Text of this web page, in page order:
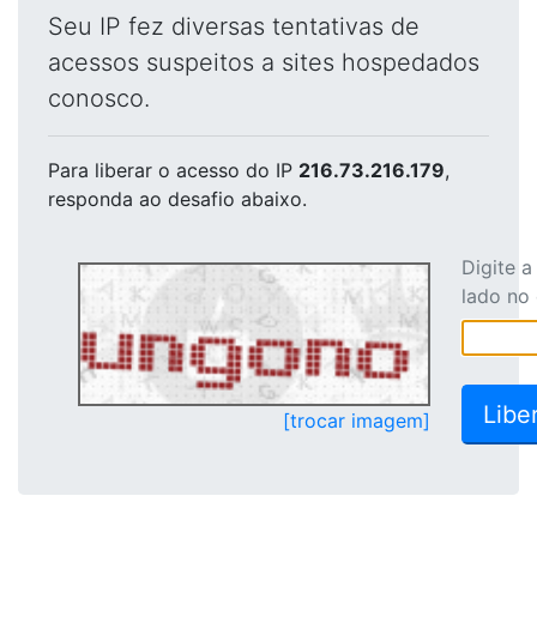
Seu IP fez diversas tentativas de
acessos suspeitos a sites hospedados
conosco.
Para liberar o acesso do IP 216.73.216.179,
responda ao desafio abaixo.
[trocar imagem]
Digite
lado no